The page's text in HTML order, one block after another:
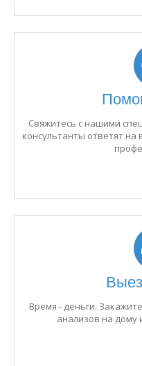
Свяжитесь с нашими
консультанты ответят
Время - деньги.
анализов на дому